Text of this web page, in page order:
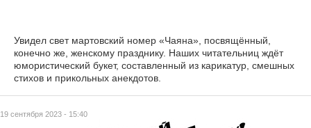
19 сентября 2023 - 15:40
Увидел свет мартовский номер «Чаяна», посвящённый,
конечно же, женскому празднику. Наших читательниц ждёт
юмористический букет, составленный из карикатур, смешных
стихов и прикольных анекдотов.